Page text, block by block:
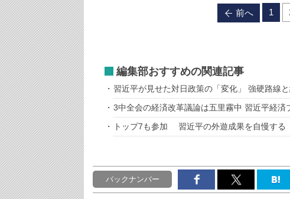
前へ 1
編集部おすすめの関連記事
習近平が見せた対日政策の「変化」 強硬路線
3中全会の経済改革議論は五里霧中 習近平経済
トップ7も参加 習近平の外遊成果を自慢する
バックナンバー